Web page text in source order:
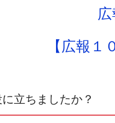
【広報１
立ちましたか？